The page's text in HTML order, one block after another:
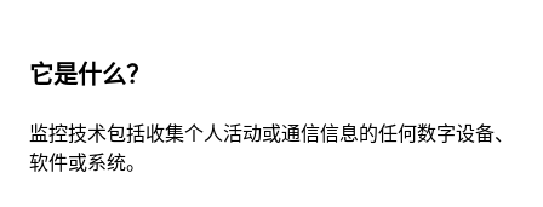
它是什么？
监控技术包括收集个人活动或通信信息的任何数字设备、
软件或系统。